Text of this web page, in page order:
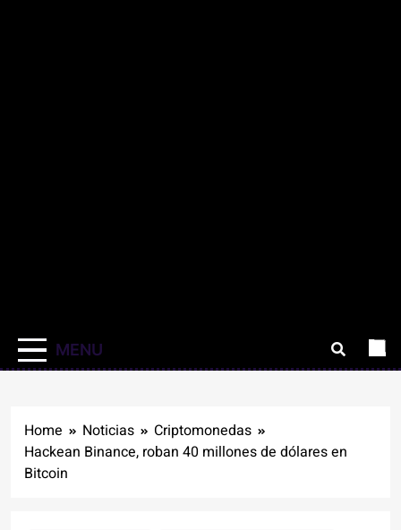
MENU
Home Noticias
Criptomonedas
Hackean Binance, roban 40 millones de dólares en
Bitcoin